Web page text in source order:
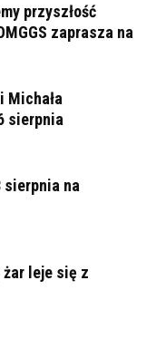
przyszłość
zaprasza na
Michała
sierpnia
sierpnia na
żar leje się z